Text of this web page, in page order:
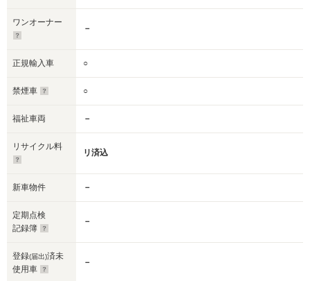
ワンオーナー
－
正規輸入車 ○
禁煙車 ○
福祉車両 －
リサイクル料
リ済込
新車物件 －
定期点検
記録簿
－
登録(届出)済未
使用車
－